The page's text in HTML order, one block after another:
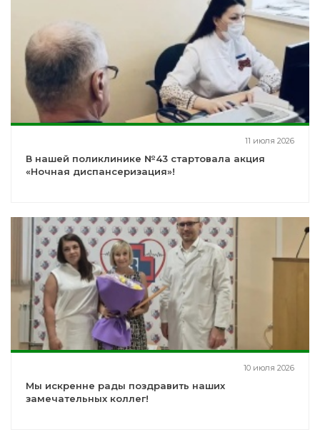
11 июля 2026
В нашей поликлинике №43 стартовала акция
«Ночная диспансеризация»!
10 июля 2026
Мы искренне рады поздравить наших
замечательных коллег!